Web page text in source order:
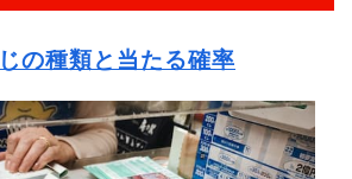
の種類と当たる確率